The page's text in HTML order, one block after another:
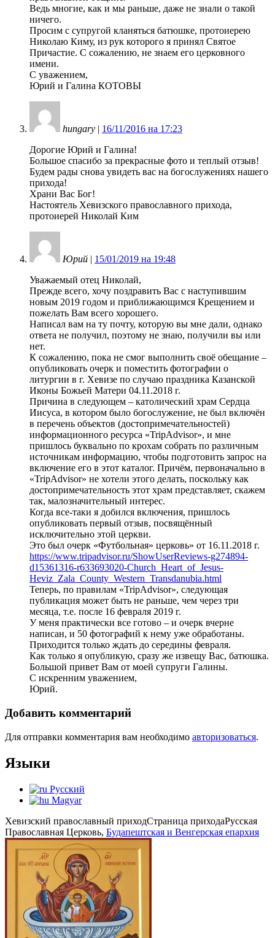
Ведь многие, как и мы раньше, даже не знали о такой
ничего.
Просим с супругой кланяться батюшке, протоиерею
Николаю Киму, из рук которого я принял Святое
Причастие. С сожалению, не знаем его церковного
имени.
С уважением,
Юрий и Галина КОТОВЫ
hungary | 16/11/2016 на 17:23
Дорогие Юрий и Галина!
Большое спасибо за прекрасные фото и теплый отзыв!
Будем рады снова увидеть вас на богослужениях нашего
прихода!
Храни Вас Бог!
Настоятель Хевизского православного прихода,
протоиерей Николай Ким
Юрий | 15/01/2019 на 19:48
Уважаемый отец Николай,
Прежде всего, хочу поздравить Вас с наступившим
новым 2019 годом и приближающимся Крещением и
пожелать Вам всего хорошего.
Написал вам на ту почту, которую вы мне дали, однако
ответа не получил, поэтому не знаю, получили вы или
нет.
К сожалению, пока не смог выполнить своё обещание –
опубликовать очерк и поместить фотографии о
литургии в г. Хевизе по случаю праздника Казанской
Иконы Божьей Матери 04.11.2018 г.
Причина в следующем – католический храм Сердца
Иисуса, в котором было богослужение, не был включён
в перечень объектов (достопримечательностей)
информационного ресурса «TripAdvisor», и мне
пришлось буквально по крохам собрать по различным
источникам информацию, чтобы подготовить запрос на
включение его в этот каталог. Причём, первоначально в
«TripAdvisor» не хотели этого делать, поскольку как
достопримечательность этот храм представляет, скажем
так, малозначительный интерес.
Когда все-таки я добился включения, пришлось
опубликовать первый отзыв, посвящённый
исключительно этой церкви.
Это был очерк «Футбольная» церковь» от 16.11.2018 г.
https://www.tripadvisor.ru/ShowUserReviews-g274894-
d15361316-r633693020-Church_Heart_of_Jesus-
Heviz_Zala_County_Western_Transdanubia.html
Теперь, по правилам «TripAdvisor», следующая
публикация может быть не раньше, чем через три
месяца, т.е. после 16 февраля 2019 г.
У меня практически все готово – и очерк вчерне
написан, и 50 фотографий к нему уже обработаны.
Приходится только ждать до середины февраля.
Как только я опубликую, сразу же извещу Вас, батюшка.
Большой привет Вам от моей супруги Галины.
С искренним уважением,
Юрий.
Добавить комментарий
Для отправки комментария вам необходимо авторизоваться.
Языки
Русский
Magyar
Хевизский православный приходСтраница приходаРусская
Православная Церковь, Будапештская и Венгерская епархия